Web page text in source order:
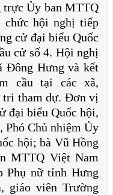
trực Ủy ban MTTQ
chức hội nghị tiếp
cử đại biểu Quốc
cử số 4. Hội nghị
Đông Hưng và kết
cầu tại các xã,
tri tham dự. Đơn vị
đại biểu Quốc hội,
Phó Chủ nhiệm Ủy
hội; bà Vũ Hồng
MTTQ Việt Nam
Phụ nữ tỉnh Hưng
giáo viên Trường